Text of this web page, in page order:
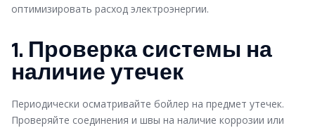
оптимизировать расход электроэнергии.
1. Проверка системы на
наличие утечек
Периодически осматривайте бойлер на предмет утечек.
Проверяйте соединения и швы на наличие коррозии или